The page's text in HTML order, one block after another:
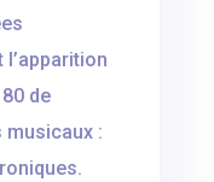
de
musicaux :